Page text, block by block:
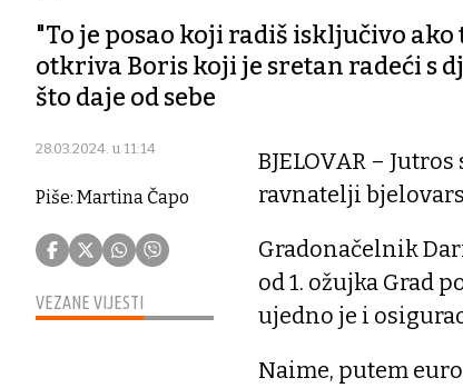
"To je posao koji radiš isključivo
otkriva Boris koji je sretan radeći s
što daje od sebe
28.03.2024. u 11:14
Piše: Martina Čapo
VEZANE VIJESTI
BJELOVAR –
ravnatelji
Gradonačelnik
od 1. ožujka Grad
ujedno je i
Naime, putem